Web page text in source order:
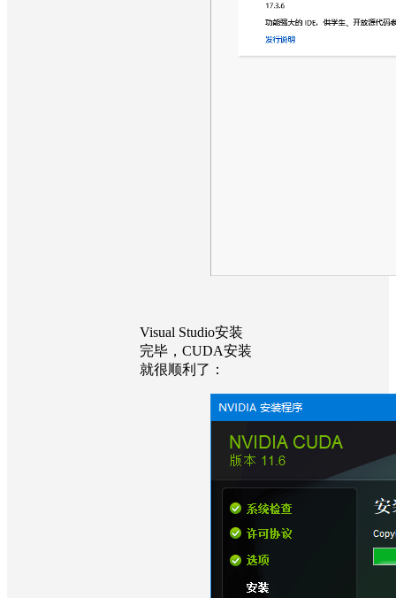
Visual Studio安装
完毕，CUDA安装
就很顺利了：